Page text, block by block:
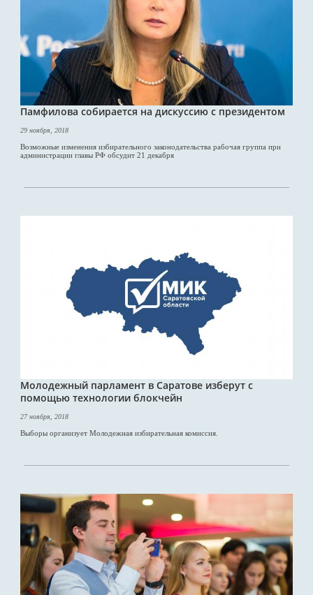
Памфилова собирается на дискуссию с президентом
29 ноября, 2018
Возможные изменения избирательного законодательства рабочая группа при
администрации главы РФ обсудит 21 декабря
Молодежный парламент в Саратове изберут с
помощью технологии блокчейн
27 ноября, 2018
Выборы организует Молодежная избирательная комиссия.